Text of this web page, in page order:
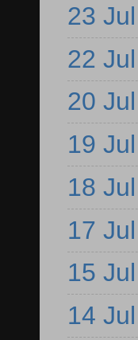
23 Jul
22 Jul
20 Jul
19 Jul
18 Jul
17 Jul
15 Jul
14 Jul